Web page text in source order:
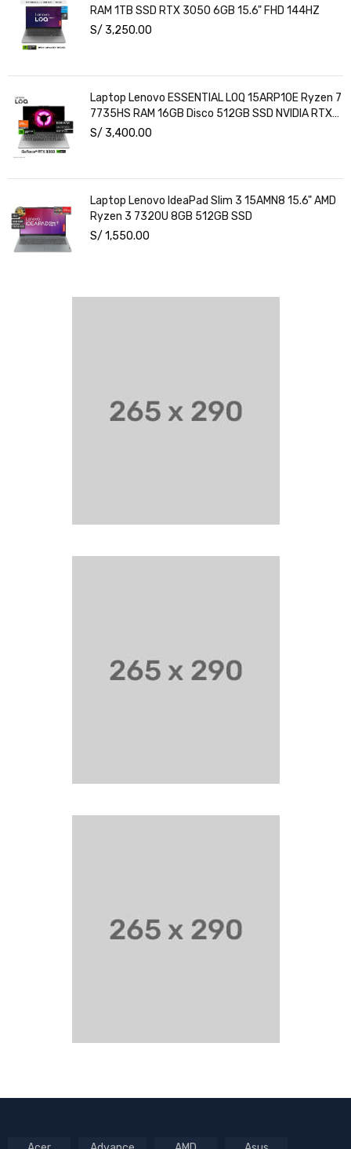
RAM 1TB SSD RTX 3050 6GB 15.6" FHD 144HZ
S/ 3,250.00
Laptop Lenovo ESSENTIAL LOQ 15ARP10E Ryzen 7
7735HS RAM 16GB Disco 512GB SSD NVIDIA RTX
3050 6GB 15.6" FHD Windows 11
S/ 3,400.00
Laptop Lenovo IdeaPad Slim 3 15AMN8 15.6" AMD
Ryzen 3 7320U 8GB 512GB SSD
S/ 1,550.00